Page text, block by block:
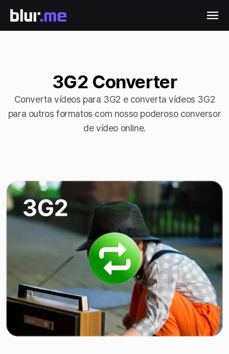
3G2 Converter
Converta vídeos para 3G2 e converta vídeos 3G2
para outros formatos com nosso poderoso conversor
de vídeo online.